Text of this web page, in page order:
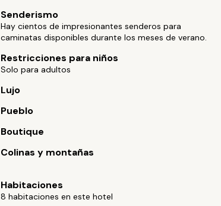
Senderismo
Hay cientos de impresionantes senderos para
caminatas disponibles durante los meses de verano.
Restricciones para niños
Solo para adultos
Lujo
Pueblo
Boutique
Colinas y montañas
Habitaciones
8 habitaciones en este hotel